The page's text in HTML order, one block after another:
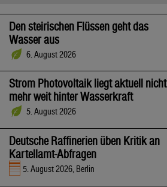
Den steirischen Flüssen geht das
Wasser aus
6. August 2026
Strom Photovoltaik liegt aktuell nicht
mehr weit hinter Wasserkraft
5. August 2026
Deutsche Raffinerien üben Kritik an
Kartellamt-Abfragen
5. August 2026, Berlin